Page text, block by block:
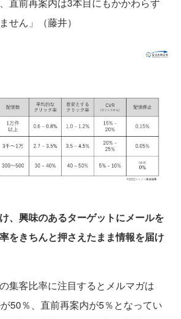
せん」（藤井）
、興味のあるターゲットにメールを
をきちんと押さえたまま情報を届け
集客比率に注目するとメルマガは
50％、直前再案内が5％となってい